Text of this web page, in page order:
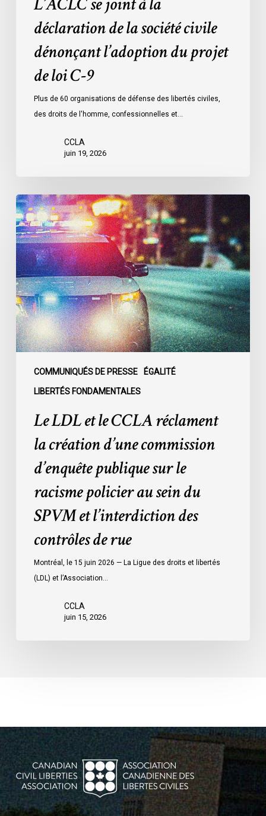
L’ACLC se joint à la
déclaration de la société civile
dénonçant l’adoption du projet
de loi C-9
Plus de 60 organisations de défense des libertés civiles,
des droits de l'homme, confessionnelles et…
CCLA
juin 19, 2026
COMMUNIQUÉS DE PRESSE ÉGALITÉ
LIBERTÉS FONDAMENTALES
Le
LDL
et
le
CCLA
réclament
la
création
d’une
commission
publique
racisme
SPVM
contrôles
Le LDL et le CCLA réclament
la création d’une commission
d’enquête publique sur le
racisme policier au sein du
SPVM et l’interdiction des
contrôles de rue
Montréal, le 15 juin 2026 — La Ligue des droits et libertés
(LDL) et l’Association…
CCLA
juin 15, 2026